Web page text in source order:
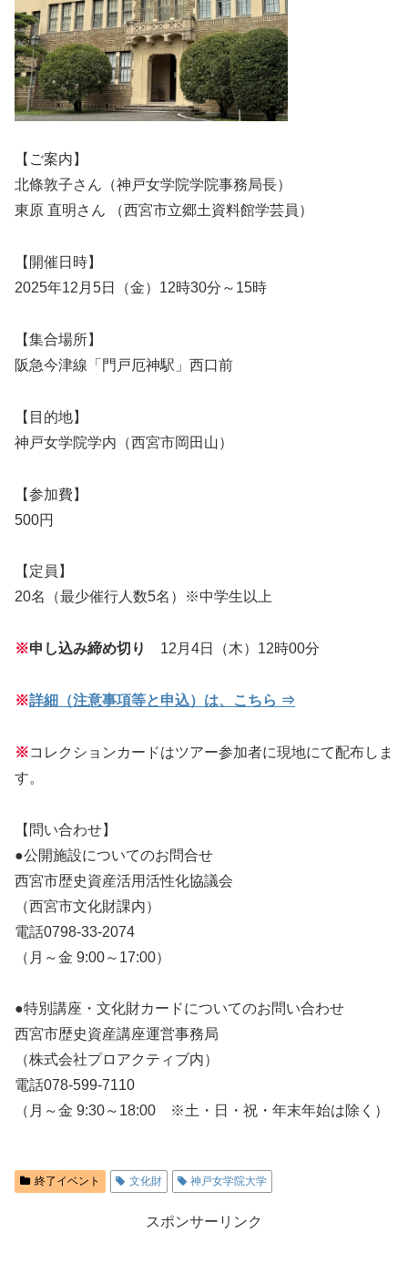
【ご案内】
北條敦子さん（神戸女学院学院事務局長）
東原 直明さん （西宮市立郷土資料館学芸員）
【開催日時】
2025年12月5日（金）12時30分～15時
【集合場所】
阪急今津線「門戸厄神駅」西口前
【目的地】
神戸女学院学内（西宮市岡田山）
【参加費】
500円
【定員】
20名（最少催行人数5名）※中学生以上
※申し込み締め切り 12月4日（木）12時00分
※詳細（注意事項等と申込）は、こちら ⇒
※コレクションカードはツアー参加者に現地にて配布しま
す。
【問い合わせ】
●公開施設についてのお問合せ
西宮市歴史資産活用活性化協議会
（西宮市文化財課内）
電話0798-33-2074
（月～金 9:00～17:00）
●特別講座・文化財カードについてのお問い合わせ
西宮市歴史資産講座運営事務局
（株式会社プロアクティブ内）
電話078-599-7110
（月～金 9:30～18:00 ※土・日・祝・年末年始は除く）
終了イベント 文化財 神戸女学院大学
スポンサーリンク